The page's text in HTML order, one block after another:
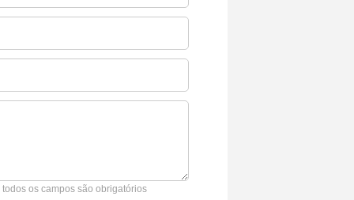
todos os campos são obrigatórios